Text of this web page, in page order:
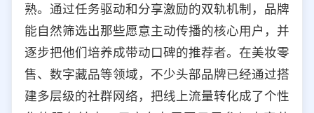
熟。通过任务驱动和分享激励的双轨机制，品牌
能自然筛选出那些愿意主动传播的核心用户，并
逐步把他们培养成带动口碑的推荐者。在美妆零
售、数字藏品等领域，不少头部品牌已经通过搭
建多层级的社群网络，把线上流量转化成了个性